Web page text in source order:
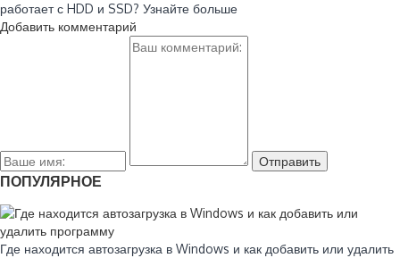
работает с HDD и SSD? Узнайте больше
Добавить комментарий
ПОПУЛЯРНОЕ
Где находится автозагрузка в Windows и как добавить или удалить